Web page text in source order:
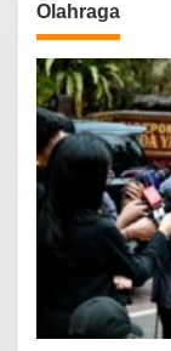
Olahraga